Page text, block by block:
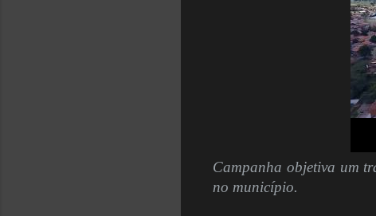
Campanha objetiva um
no município.